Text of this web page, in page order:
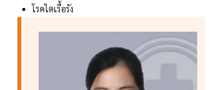
โรคไตเรื้อรัง